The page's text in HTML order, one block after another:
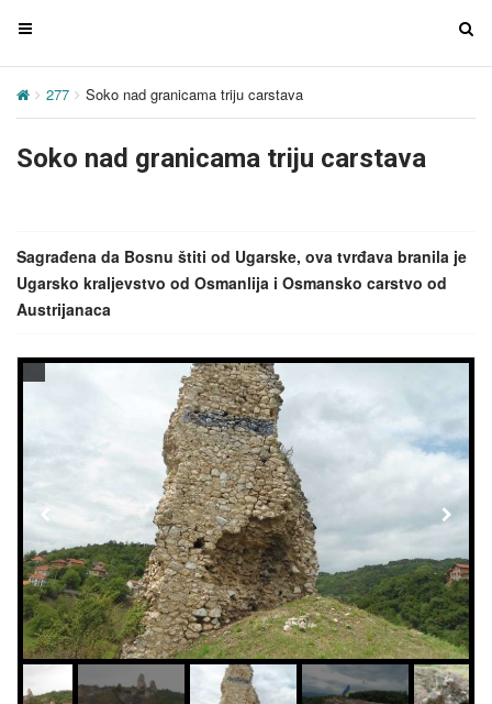
T
g
e
i
g
a
T
i
i
277 Soko nad granicama triju carstava
Soko nad granicama triju carstava
Sagrađena da Bosnu štiti od Ugarske, ova tvrđava branila je
Ugarsko kraljevstvo od Osmanlija i Osmansko carstvo od
Austrijanaca